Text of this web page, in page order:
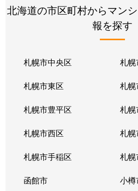
北海道の市区町村からマン
報を探す
札幌市中央区 札幌
札幌市東区 札
札幌市豊平区 札幌
札幌市西区 札
札幌市手稲区 札
函館市 小樽